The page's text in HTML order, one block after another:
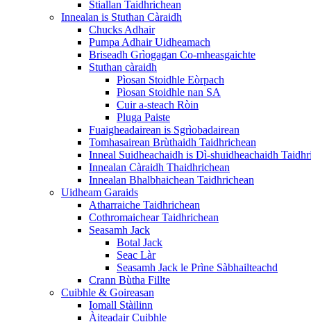
Stiallan Taidhrichean
Innealan is Stuthan Càraidh
Chucks Adhair
Pumpa Adhair Uidheamach
Briseadh Grìogagan Co-mheasgaichte
Stuthan càraidh
Pìosan Stoidhle Eòrpach
Pìosan Stoidhle nan SA
Cuir a-steach Ròin
Pluga Paiste
Fuaigheadairean is Sgrìobadairean
Tomhasairean Brùthaidh Taidhrichean
Inneal Suidheachaidh is Dì-shuidheachaidh
Innealan Càraidh Thaidhrichean
Innealan Bhalbhaichean Taidhrichean
Uidheam Garaids
Atharraiche Taidhrichean
Cothromaichear Taidhrichean
Seasamh Jack
Botal Jack
Seac Làr
Seasamh Jack le Prìne Sàbhailteachd
Crann Bùtha Fillte
Cuibhle & Goireasan
Iomall Stàilinn
Àiteadair Cuibhle